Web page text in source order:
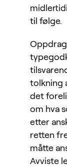
til følge.
tolkning
det
om hva
etter
retten
måtte
Avviste